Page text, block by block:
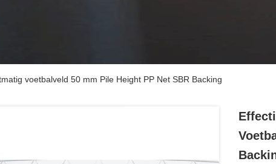
voetbalveld 50 mm Pile Height PP Net SBR Backing